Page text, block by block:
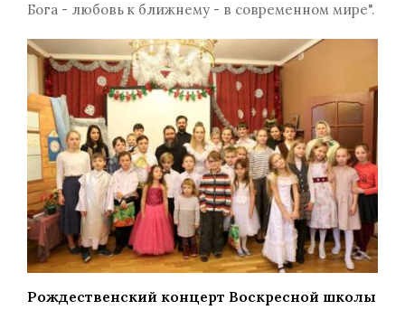
Бога - любовь к ближнему - в современном мире".
Рождественский концерт Воскресной школы